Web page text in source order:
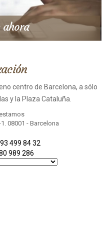
ahora
centro de Barcelona, a sólo
y la Plaza Cataluña.
08001 - Barcelona
499 84 32
989 286